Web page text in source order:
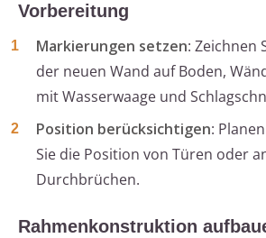
Vorbereitung
Markierungen setzen: Zeichnen
der neuen Wand auf Boden,
mit Wasserwaage und
Position berücksichtigen:
Sie die Position von Türen oder
Durchbrüchen.
Rahmenkonstruktion